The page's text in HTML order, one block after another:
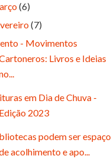
(6)
(7)
- Movimentos
Livros e Ideias
em Dia de Chuva -
Edição 2023
podem ser
acolhimento e apo...